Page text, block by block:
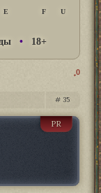
F U
•18+
0
35
PR